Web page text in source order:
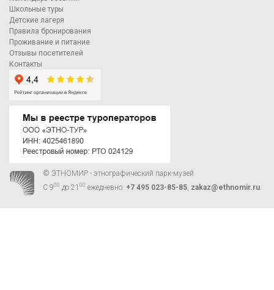
Школьные туры
Детские лагеря
Правила бронирования
Проживание и питание
Отзывы посетителей
Контакты
© ЭТНОМИР - этнографический парк-музей
С 900 до 21 00 ежедневно: +7 495 023-85-85 zakaz@ethnomir.ru